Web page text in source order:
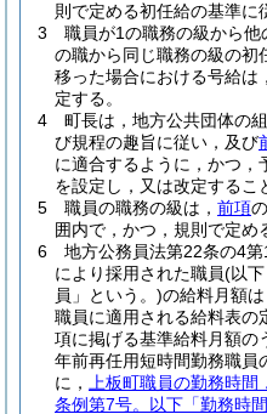
則で定める初任給の基準に
3
職員が1の職務の級から他
の職から同じ職務の級の初
移った場合における号給は
定する。
4
町長は，地方公共団体の
び規程の趣旨に従い，及び
に適合するように，かつ，
を設定し，又は改定するこ
5
職員の職務の級は， 前項
囲内で，かつ，規則で定め
6
地方公務員法第22条の4
により採用された職員(以
員」という。)の給料月額
職員に適用される給料表の
項に掲げる基準給料月額の
年前再任用短時間勤務職員
に，
上板町職員の勤務時
条例第7号。以下「勤務時